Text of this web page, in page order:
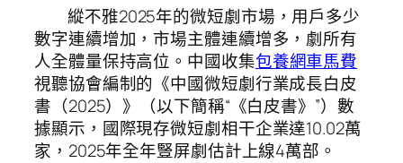
縱不雅2025年的微短劇市場，用戶多少
數字連續增加，市場主體連續增多，劇所有
人全體量保持高位。中國收集包養網車馬費
視聽協會編制的《中國微短劇行業成長白皮
書（2025）》（以下簡稱“《白皮書》”）數
據顯示，國際現存微短劇相干企業達10.02萬
家，2025年全年豎屏劇估計上線4萬部。